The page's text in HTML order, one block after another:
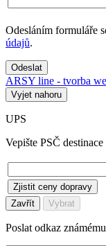
Odesláním formuláře
údajů.
Odeslat
ARSY line - tvorba
Vyjet nahoru
UPS
Vepište PSČ
Zjistit ceny dopravy
Zavřít
Vybrat
Poslat odkaz známému